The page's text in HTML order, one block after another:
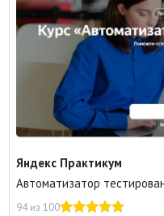
Яндекс Практикум
Автоматизатор
94 из 100